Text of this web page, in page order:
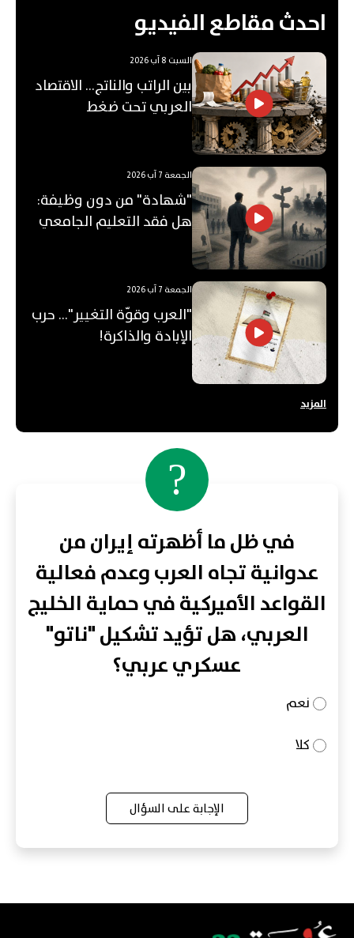
احدث مقاطع الفيديو
السبت 8 آب 2026
بين الراتب والناتج… الاقتصاد
العربي تحت ضغط
الجمعة 7 آب 2026
"شهادة" من دون وظيفة:
هل فقد التعليم الجامعي
الجمعة 7 آب 2026
"العرب وقوّة التغيير"... حرب
الإبادة والذاكرة!
المزيد
?
في ظل ما أظهرته إيران من
عدوانية تجاه العرب وعدم فعالية
القواعد الأميركية في حماية الخليج
العربي، هل تؤيد تشكيل "ناتو"
عسكري عربي؟
نعم
كلا
الإجابة على السؤال